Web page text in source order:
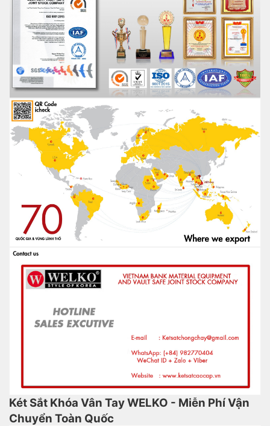
Két Sắt Khóa Vân Tay WELKO - Miễn Phí Vận
Chuyển Toàn Quốc